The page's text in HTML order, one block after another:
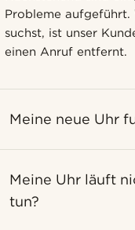
Probleme
suchst, ist unser
einen Anruf entfernt.
Meine neue Uhr
Meine Uhr läuft
tun?